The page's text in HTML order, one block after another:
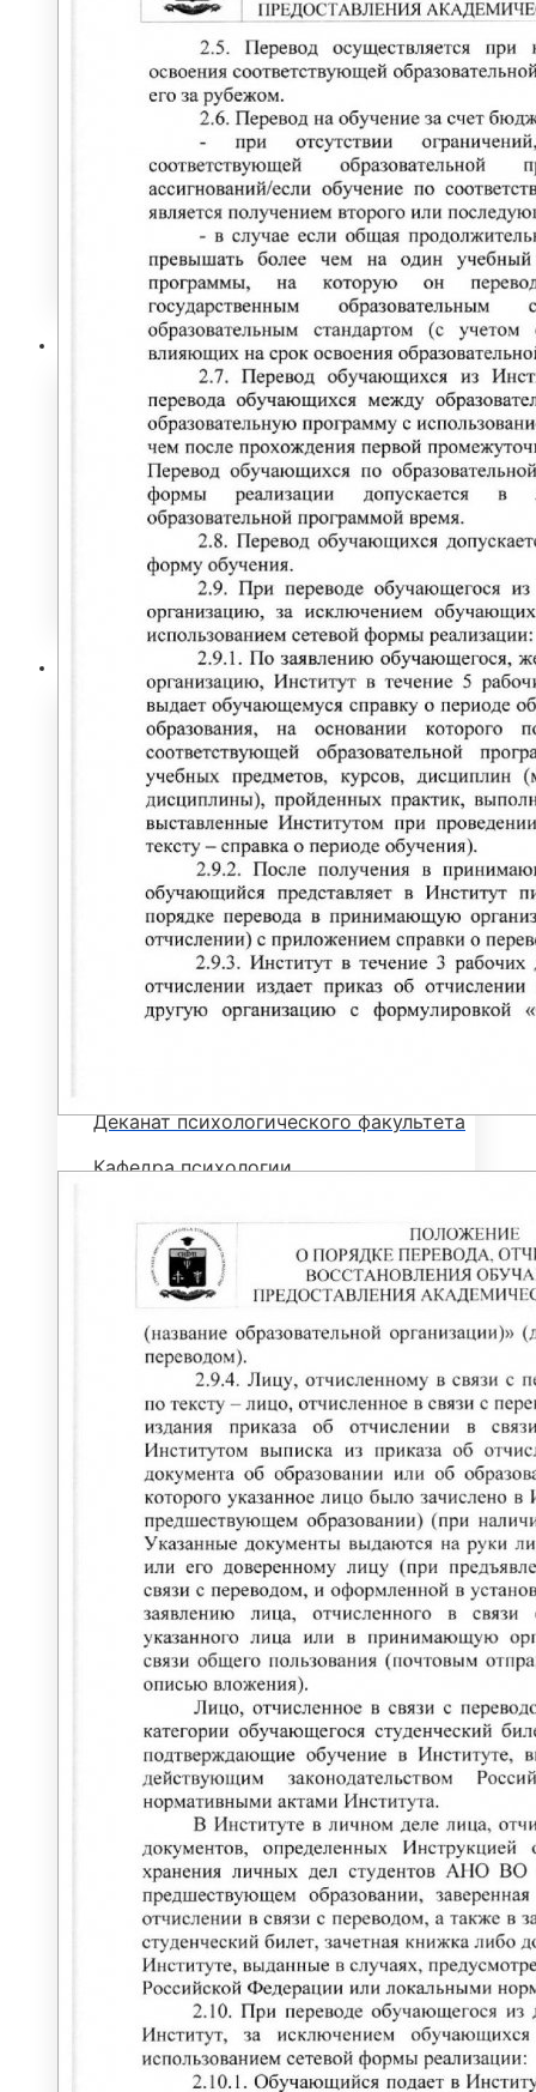
Программы профессиональной
переподготовки
ОФИЦИАЛЬНЫЕ ДОКУМЕНТЫ
ВНИМАНИЕ! ОБЪЯВЛЕН ПРИЕМ
ДОПОЛНИТЕЛЬНЫЕ
ОБЩЕОБРАЗОВАТЕЛЬНЫЕ
ПРОГРАММЫ
Наука и Инновации
НАУЧНО-ИССЛЕДОВАТЕЛЬСКАЯ
ДЕЯТЕЛЬНОСТЬ
ОТДЕЛЫ И УПРАВЛЕНИЕ
ПАТЕНТЫ
НАУКА И УНИВЕРСИТЕТЫ
Институт
ЭКОНОМИЧЕСКИЙ ФАКУЛЬТЕТ
Деканат экономического факультета
Кафедра менеджмента
Кафедра прикладной математики и
информатики
Кафедра экономики
Кафедра экономики и менеджмента
Деканат психологического факультета
Кафедра психологии
Психологический центр «Сфера»
ЮРИДИЧЕСКИЙ ФАКУЛЬТЕТ
Кафедра общеправовых дисциплин и
дополнительного образования
Кафедра уголовного права и процесса
Юридическая клиника
КОЛЛЕДЖ
История колледжа
УЧЁНЫЙ СОВЕТ
УЧЕБНО-МЕТОДИЧЕСКОЕ
УПРАВЛЕНИЕ
Учебная часть
ОТДЕЛ МЕЖДУНАРОДНЫХ И
ВНЕШНЕЭКОНОМИЧЕСКИХ СВЯЗЕЙ
Международная деятельность
ВУЗы партнеры
Международный рейтинг
Информация для иностранных
студентов